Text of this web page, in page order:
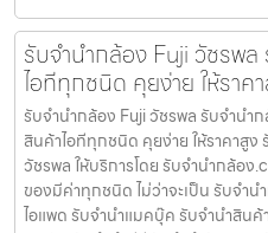
รับจำนำกล้อง Fuji วัชรพล
ไอทีทุกชนิด คุยง่าย ให้ราค
รับจำนำกล้อง Fuji วัชรพล รับจํานํา
สินค้าไอทีทุกชนิด คุยง่าย ให้ราคาสู
วัชรพล ให้บริการโดย รับจํานํากล้อง
ของมีค่าทุกชนิด ไม่ว่าจะเป็น รับจํานํ
ไอแพด รับจํานําแมคบุ๊ค รับจํานําสินค้